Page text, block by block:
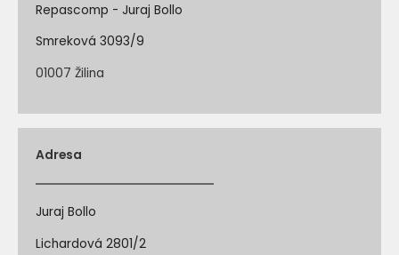
Repascomp - Juraj Bollo
Smreková 3093/9
01007 Žilina
Adresa
Juraj Bollo
Lichardová 2801/2